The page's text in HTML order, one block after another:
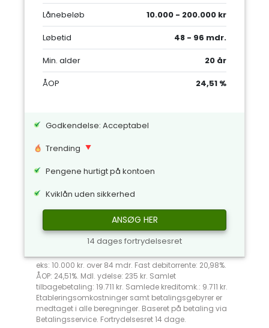
Lånebeløb
10.000 - 200.000 kr
Løbetid
48 - 96 mdr.
Min. alder
20 år
ÅOP
24,51 %
Godkendelse: Acceptabel
Trending
Pengene hurtigt på kontoen
Kviklån uden sikkerhed
ANSØG HER
14 dages fortrydelsesret
eks: 10.000 kr. over 84 mdr. Fast debitorrente: 20,98%.
ÅOP: 24,51%. Mdl. ydelse: 235 kr. Samlet
tilbagebetaling: 19.711 kr. Samlede kreditomk.: 9.711 kr.
Etableringsomkostninger samt betalingsgebyrer er
medtaget i alle beregninger. Baseret på betaling via
Betalingsservice. Fortrydelsesret 14 dage.